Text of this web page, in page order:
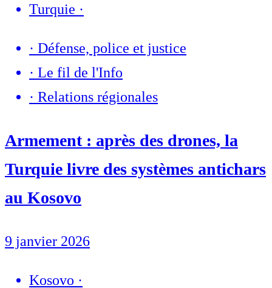
Turquie ·
· Défense, police et justice
· Le fil de l'Info
· Relations régionales
Armement : après des drones, la
Turquie livre des systèmes antichars
au Kosovo
9 janvier 2026
Kosovo ·